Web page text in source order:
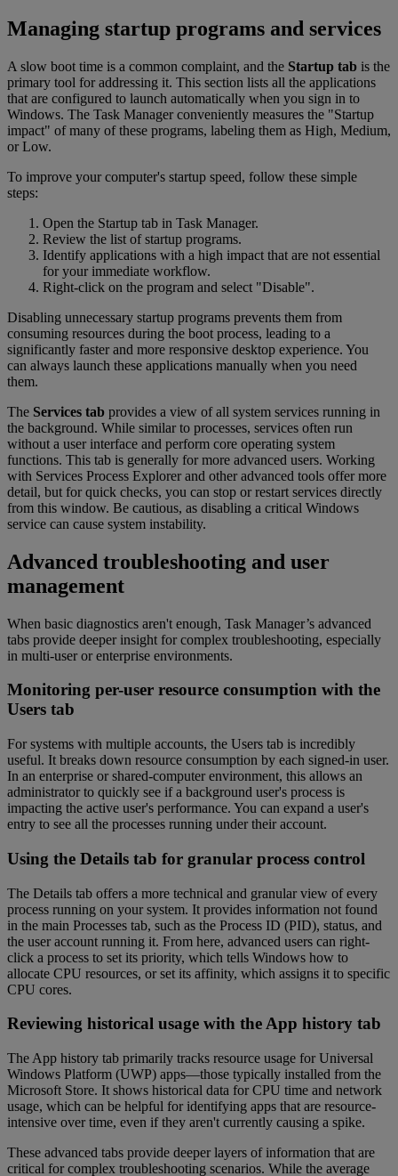
Managing startup programs and services
A slow boot time is a common complaint, and the Startup tab is the
primary tool for addressing it. This section lists all the applications
that are configured to launch automatically when you sign in to
Windows. The Task Manager conveniently measures the "Startup
impact" of many of these programs, labeling them as High, Medium,
or Low.
To improve your computer's startup speed, follow these simple
steps:
Open the Startup tab in Task Manager.
Review the list of startup programs.
Identify applications with a high impact that are not essential
for your immediate workflow.
Right-click on the program and select "Disable".
Disabling unnecessary startup programs prevents them from
consuming resources during the boot process, leading to a
significantly faster and more responsive desktop experience. You
can always launch these applications manually when you need
them.
The Services tab provides a view of all system services running in
the background. While similar to processes, services often run
without a user interface and perform core operating system
functions. This tab is generally for more advanced users. Working
with Services Process Explorer and other advanced tools offer more
detail, but for quick checks, you can stop or restart services directly
from this window. Be cautious, as disabling a critical Windows
service can cause system instability.
Advanced troubleshooting and user
management
When basic diagnostics aren't enough, Task Manager’s advanced
tabs provide deeper insight for complex troubleshooting, especially
in multi-user or enterprise environments.
Monitoring per-user resource consumption with the
Users tab
For systems with multiple accounts, the Users tab is incredibly
useful. It breaks down resource consumption by each signed-in user.
In an enterprise or shared-computer environment, this allows an
administrator to quickly see if a background user's process is
impacting the active user's performance. You can expand a user's
entry to see all the processes running under their account.
Using the Details tab for granular process control
The Details tab offers a more technical and granular view of every
process running on your system. It provides information not found
in the main Processes tab, such as the Process ID (PID), status, and
the user account running it. From here, advanced users can right-
click a process to set its priority, which tells Windows how to
allocate CPU resources, or set its affinity, which assigns it to specific
CPU cores.
Reviewing historical usage with the App history tab
The App history tab primarily tracks resource usage for Universal
Windows Platform (UWP) apps—those typically installed from the
Microsoft Store. It shows historical data for CPU time and network
usage, which can be helpful for identifying apps that are resource-
intensive over time, even if they aren't currently causing a spike.
These advanced tabs provide deeper layers of information that are
critical for complex troubleshooting scenarios. While the average